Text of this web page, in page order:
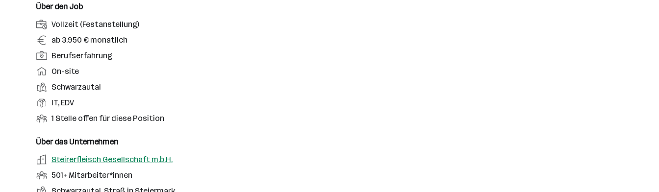
Über den Job
A
n
t
e
l
u
n
s
r
t
Vollzeit (Festanstellung)
G
e
h
a
l
t
ab 3.950 € monatlich
P
o
i
t
i
n
e
b
Berufserfahrung
A
r
b
e
i
s
m
o
d
e
On-site
D
i
n
t
o
t
Schwarzautal
B
e
u
s
f
IT, EDV
O
f
n
e
S
1 Stelle offen für diese Position
Über das Unternehmen
A
r
Steirerfleisch Gesellschaft m.b.H.
M
i
501+ Mitarbeiter*innen